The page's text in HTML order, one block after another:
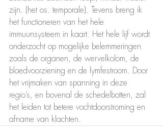
zijn. (het os. temporale). Tevens breng ik
het functioneren van het hele
immuunsysteem in kaart. Het hele lijf wordt
onderzocht op mogelijke belemmeringen
zoals de organen, de wervelkolom, de
bloedvoorziening en de lymfestroom. Door
het vrijmaken van spanning in deze
regio’s, en bovenal de schedelbotten, zal
het leiden tot betere vochtdoorstroming en
afname van klachten.